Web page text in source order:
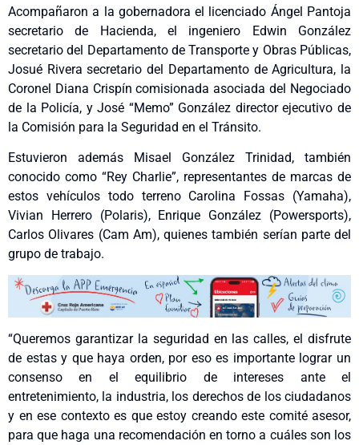
Acompañaron a la gobernadora el licenciado Ángel Pantoja
secretario de Hacienda, el ingeniero Edwin González
secretario del Departamento de Transporte y Obras Públicas,
Josué Rivera secretario del Departamento de Agricultura, la
Coronel Diana Crispín comisionada asociada del Negociado
de la Policía, y José “Memo” González director ejecutivo de
la Comisión para la Seguridad en el Tránsito.
Estuvieron además Misael González Trinidad, también
conocido como “Rey Charlie”, representantes de marcas de
estos vehículos todo terreno Carolina Fossas (Yamaha),
Vivian Herrero (Polaris), Enrique González (Powersports),
Carlos Olivares (Cam Am), quienes también serían parte del
grupo de trabajo.
“Queremos garantizar la seguridad en las calles, el disfrute
de estas y que haya orden, por eso es importante lograr un
consenso en el equilibrio de intereses ante el
entretenimiento, la industria, los derechos de los ciudadanos
y en ese contexto es que estoy creando este comité asesor,
para que haga una recomendación en torno a cuáles son los